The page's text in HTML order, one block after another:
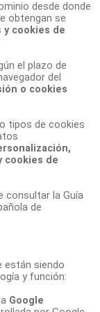
desde donde
obtengan se
y cookies de
el plazo de
del
o cookies
tipos de cookies
cookies de
consultar la Guía
de
están siendo
y función:
Google